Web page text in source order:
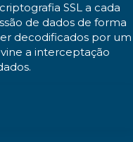
SSL a cada
de dados de forma
decodificados por um
a interceptação